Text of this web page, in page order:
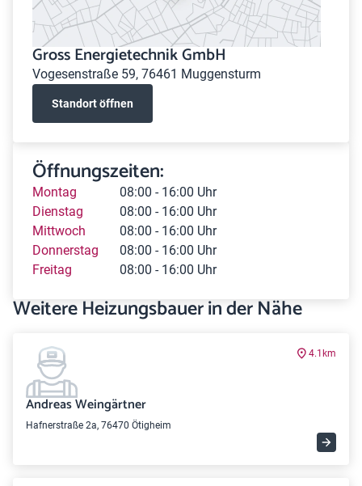
Gross Energietechnik GmbH
Vogesenstraße 59, 76461 Muggensturm
Standort öffnen
Öffnungszeiten:
Montag
08:00 - 16:00 Uhr
Dienstag
08:00 - 16:00 Uhr
Mittwoch
08:00 - 16:00 Uhr
Donnerstag
08:00 - 16:00 Uhr
Freitag
08:00 - 16:00 Uhr
Weitere Heizungsbauer in der Nähe
4.1km
Andreas Weingärtner
Hafnerstraße 2a, 76470 Ötigheim